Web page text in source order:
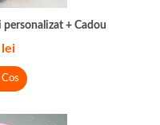
personalizat + Cadou
lei